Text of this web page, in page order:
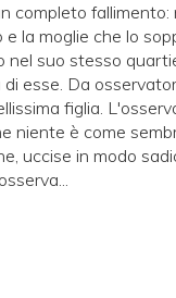
completo
la moglie che lo
suo stesso
esse. Da
figlia.
niente è come
uccise in modo